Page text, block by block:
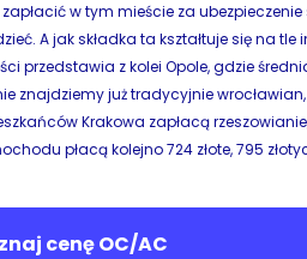
w tym mieście za
A jak składka ta kształtuje się na
przedstawia z kolei Opole, gdzie
znajdziemy już tradycyjnie
Krakowa zapłacą
płacą kolejno 724 złote, 795
cenę OC/AC